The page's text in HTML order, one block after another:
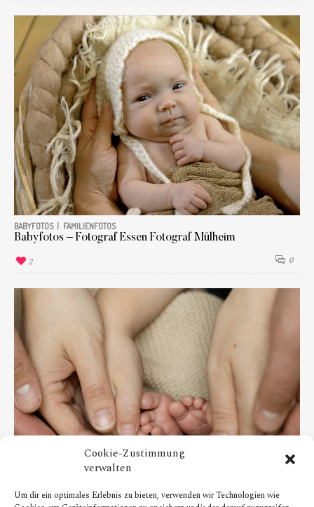
Cookie-Zustimmung
verwalten
Um dir ein optimales Erlebnis zu bieten, verwenden wir Technologien wie
BABYFOTOS FAMILIENFOTOS
Babyfotos – Fotograf Essen Fotograf Mülheim
2 0
BABYFOTOS